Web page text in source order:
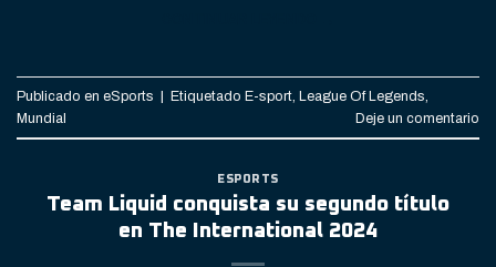
Publicado en eSports | Etiquetado E-sport League Of Legends
Mundial
Deje un comentario
ESPORTS
Team Liquid conquista su segundo título
en The International 2024